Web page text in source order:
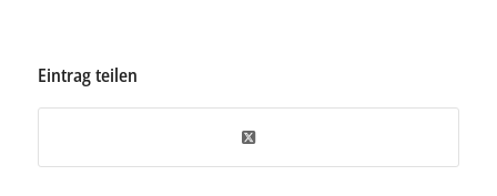
Eintrag teilen